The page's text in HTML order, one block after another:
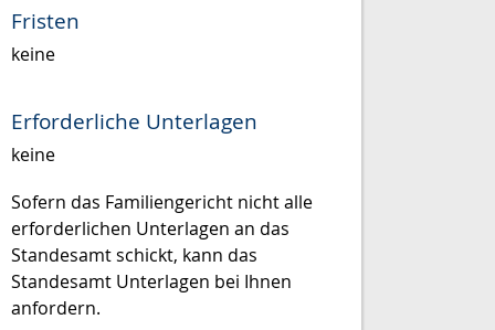
Fristen
keine
Erforderliche Unterlagen
keine
Sofern das Familiengericht nicht alle
erforderlichen Unterlagen an das
Standesamt schickt, kann das
Standesamt Unterlagen bei Ihnen
anfordern.